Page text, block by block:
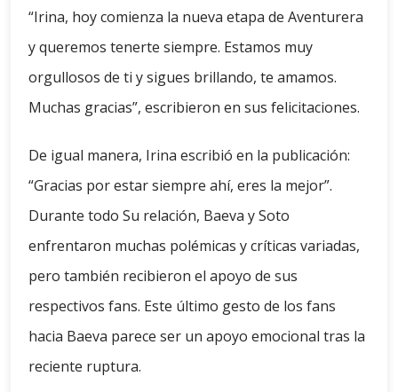
“Irina, hoy comienza la nueva etapa de Aventurera
y queremos tenerte siempre. Estamos muy
orgullosos de ti y sigues brillando, te amamos.
Muchas gracias”, escribieron en sus felicitaciones.
De igual manera, Irina escribió en la publicación:
“Gracias por estar siempre ahí, eres la mejor”.
Durante todo Su relación, Baeva y Soto
enfrentaron muchas polémicas y críticas variadas,
pero también recibieron el apoyo de sus
respectivos fans. Este último gesto de los fans
hacia Baeva parece ser un apoyo emocional tras la
reciente ruptura.